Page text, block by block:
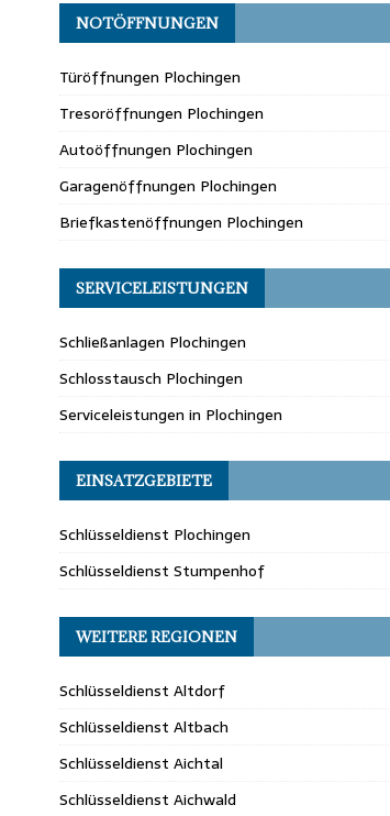
NOTÖFFNUNGEN
Türöffnungen Plochingen
Tresoröffnungen Plochingen
Autoöffnungen Plochingen
Garagenöffnungen Plochingen
Briefkastenöffnungen Plochingen
SERVICELEISTUNGEN
Schließanlagen Plochingen
Schlosstausch Plochingen
Serviceleistungen in Plochingen
EINSATZGEBIETE
Schlüsseldienst Plochingen
Schlüsseldienst Stumpenhof
WEITERE REGIONEN
Schlüsseldienst Altdorf
Schlüsseldienst Altbach
Schlüsseldienst Aichtal
Schlüsseldienst Aichwald